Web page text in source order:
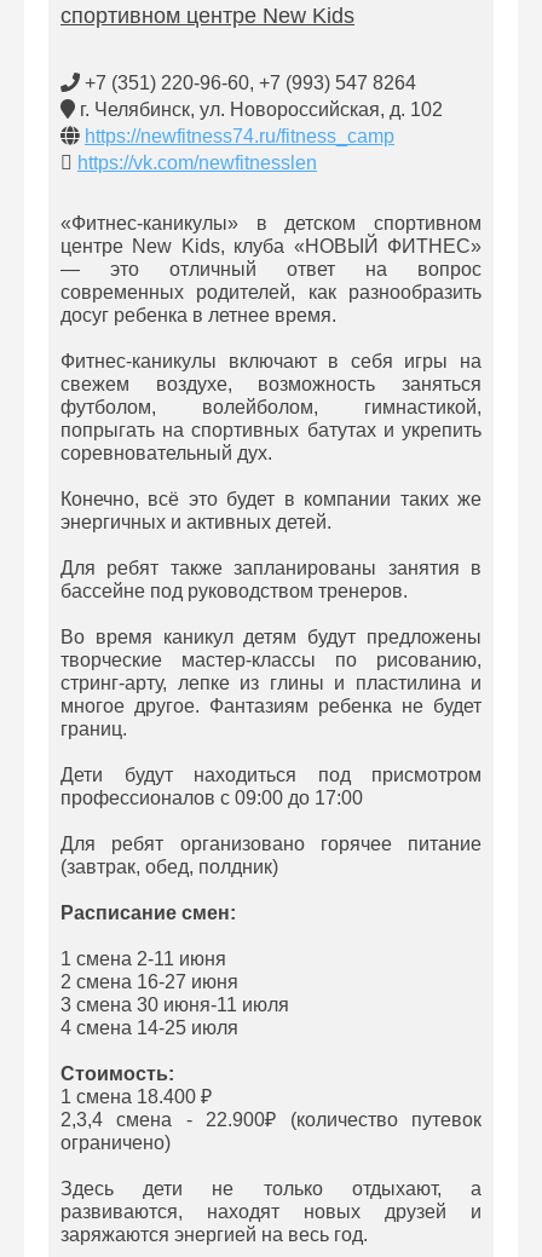
спортивном центре New Kids
+7 (351) 220-96-60, +7 (993) 547 8264
г. Челябинск, ул. Новороссийская, д. 102
https://newfitness74.ru/fitness_camp
https://vk.com/newfitnesslen
«Фитнес-каникулы» в детском спортивном
центре New Kids, клуба «НОВЫЙ ФИТНЕС»
— это отличный ответ на вопрос
современных родителей, как разнообразить
досуг ребенка в летнее время.
Фитнес-каникулы включают в себя игры на
свежем воздухе, возможность заняться
футболом, волейболом, гимнастикой,
попрыгать на спортивных батутах и укрепить
соревновательный дух.
Конечно, всё это будет в компании таких же
энергичных и активных детей.
Для ребят также запланированы занятия в
бассейне под руководством тренеров.
Во время каникул детям будут предложены
творческие мастер-классы по рисованию,
стринг-арту, лепке из глины и пластилина и
многое другое. Фантазиям ребенка не будет
границ.
Дети будут находиться под присмотром
профессионалов с 09:00 до 17:00
Для ребят организовано горячее питание
(завтрак, обед, полдник)
Расписание смен:
1 смена 2-11 июня
2 смена 16-27 июня
3 смена 30 июня-11 июля
4 смена 14-25 июля
Стоимость:
1 смена 18.400 ₽
2,3,4 смена - 22.900₽ (количество путевок
ограничено)
Здесь дети не только отдыхают, а
развиваются, находят новых друзей и
заряжаются энергией на весь год.